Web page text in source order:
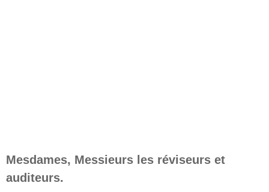
Mesdames, Messieurs les réviseurs et
auditeurs.